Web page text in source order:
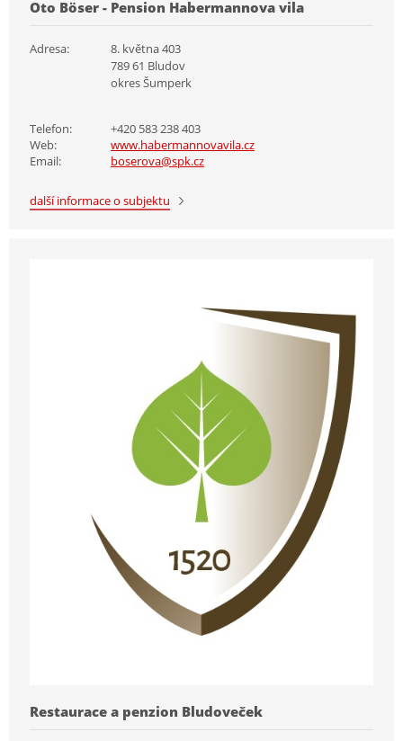
Oto Böser - Pension Habermannova vila
Adresa:
8. května 403
789 61 Bludov
okres Šumperk
Telefon:
+420 583 238 403
Web:
www.habermannovavila.cz
Email:
boserova@spk.cz
další informace o subjektu
Restaurace a penzion Bludoveček